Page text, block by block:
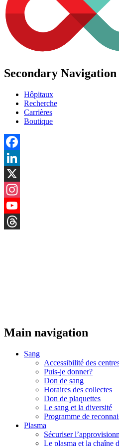
Secondary Navigation
Hôpitaux
Recherche
Carrières
Boutique
Facebook
LinkedIn
X
Instagram
YouTube
Main navigation
Sang
Accessibilité des
Puis-je donner?
Don de sang
Horaires des collectes
Don de plaquettes
Le sang et la diversité
Programme de
Plasma
Sécuriser
Le plasma et la chaîne